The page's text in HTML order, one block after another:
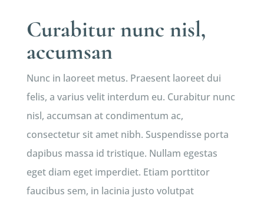
Curabitur nunc nisl,
accumsan
Nunc in laoreet metus. Praesent laoreet dui
felis, a varius velit interdum eu. Curabitur nunc
nisl, accumsan at condimentum ac,
consectetur sit amet nibh. Suspendisse porta
dapibus massa id tristique. Nullam egestas
eget diam eget imperdiet. Etiam porttitor
faucibus sem, in lacinia justo volutpat